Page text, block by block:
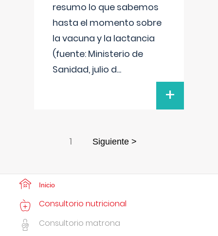
resumo lo que sabemos
hasta el momento sobre
la vacuna y la lactancia
(fuente: Ministerio de
Sanidad, julio d...
+
1 Siguiente >
Inicio
Consultorio nutricional
Consultorio matrona